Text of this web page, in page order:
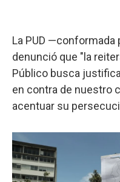
La PUD
denunció que "la
Público busca
en contra de nuestro
acentuar su